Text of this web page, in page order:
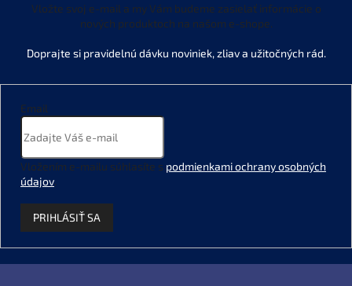
Vložte svoj e-mail a my Vám budeme zasielať informácie o
nových produktoch na našom e-shope.
Email
Vložením e-mailu súhlasíte s podmienkami ochrany osobných
údajov.
PRIHLÁSIŤ SA